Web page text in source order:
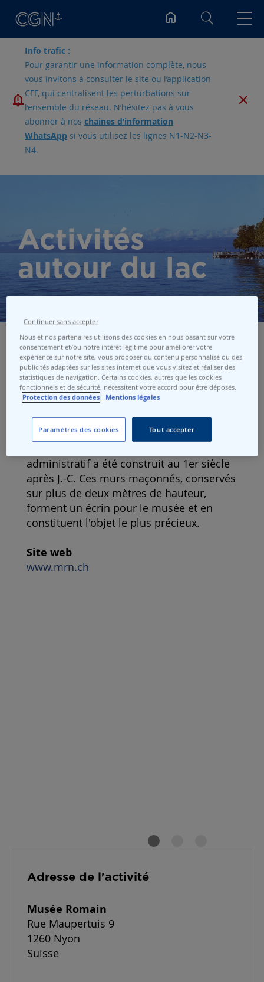
Info trafic :
Pour garantir une information complète, nous
vous invitons à consulter le site ou l’application
CFF, qui centralisent les perturbations sur
l’ensemble du réseau. N’hésitez pas à vous
abonner à nos chaines d’information
WhatsApp si vous utilisez les lignes N1-N2-N3-
N4.
Activités
autour du lac
Visite du Musée Romain
Le Musée romain n'est pas un musée de
site archéologique comme les autres. En
effet, il est aménagé en sous-sol, dans les
fondations mêmes de la basilique du
administratif a été construit au 1er siècle
après J.-C. Ces murs maçonnés, conservés
sur plus de deux mètres de hauteur,
forment un écrin pour le musée et en
constituent l'objet le plus précieux.
Site web
www.mrn.ch
Adresse de l'activité
Musée Romain
Rue Maupertuis 9
1260 Nyon
Suisse
Nous et nos partenaires utilisons des cookies en nous basant sur votre
consentement et/ou notre intérêt légitime pour améliorer votre
expérience sur notre site, vous proposer du contenu personnalisé ou des
publicités adaptées sur les sites internet que vous visitez et réaliser des
statistiques de navigation. Certains cookies, autres que les cookies
fonctionnels et de sécurité, nécessitent votre accord pour être déposés.
Protection des données Mentions légales
Paramètres des cookies Tout accepter
Continuer sans accepter